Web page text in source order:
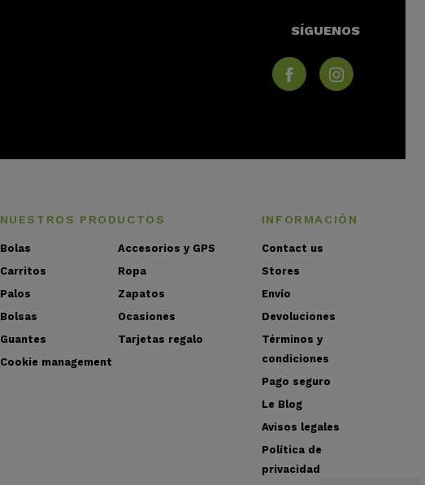
SÍGUENOS
NUESTROS PRODUCTOS
Bolas
Accesorios y GPS
Carritos
Ropa
Palos
Zapatos
Bolsas
Ocasiones
Guantes
Tarjetas regalo
Cookie management
INFORMACIÓN
Contact us
Stores
Envío
Devoluciones
Términos y
condiciones
Pago seguro
Le Blog
Avisos legales
Política de
privacidad